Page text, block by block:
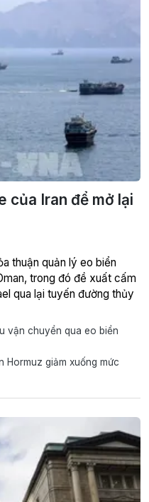
của Iran để mở lại
thuận quản lý eo biển
trong đó đề xuất cấm
qua lại tuyến đường thủy
vận chuyển qua eo biển
Hormuz giảm xuống mức